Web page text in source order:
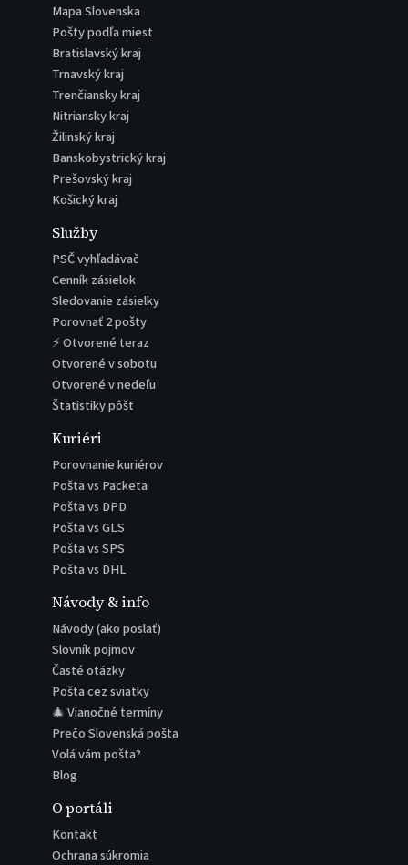
Mapa Slovenska
Pošty podľa miest
Bratislavský kraj
Trnavský kraj
Trenčiansky kraj
Nitriansky kraj
Žilinský kraj
Banskobystrický kraj
Prešovský kraj
Košický kraj
Služby
PSČ vyhľadávač
Cenník zásielok
Sledovanie zásielky
Porovnať 2 pošty
⚡ Otvorené teraz
Otvorené v sobotu
Otvorené v nedeľu
Štatistiky pôšt
Kuriéri
Porovnanie kuriérov
Pošta vs Packeta
Pošta vs DPD
Pošta vs GLS
Pošta vs SPS
Pošta vs DHL
Návody & info
Návody (ako poslať)
Slovník pojmov
Časté otázky
Pošta cez sviatky
🎄 Vianočné termíny
Prečo Slovenská pošta
Volá vám pošta?
Blog
O portáli
Kontakt
Ochrana súkromia